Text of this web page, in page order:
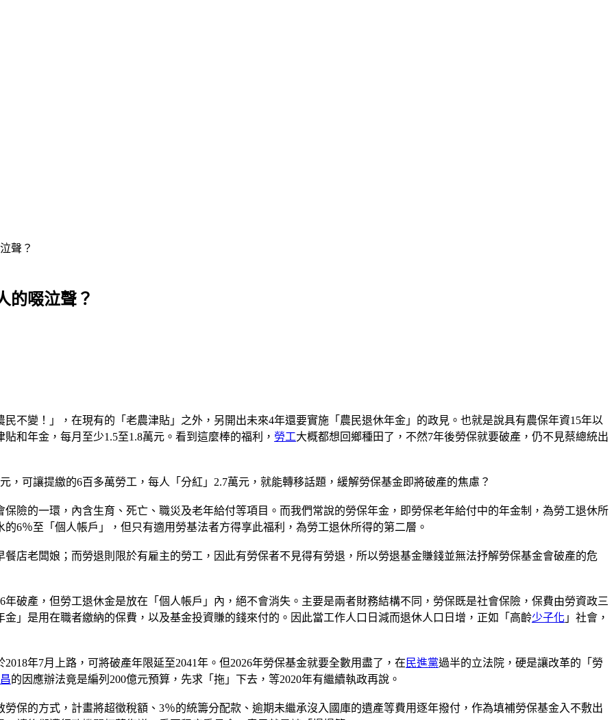
聲？
的啜泣聲？
不變！」，在現有的「老農津貼」之外，另開出未來4年還要實施「農民退休年金」的政見。也就是說具有農保年資15年以
和年金，每月至少1.5至1.8萬元。看到這麼棒的福利， 勞工大概都想回鄉種田了，不然7年後勞保就要破產，仍不見蔡總統出
，可讓提繳的6百多萬勞工，每人「分紅」2.7萬元，就能轉移話題，緩解勞保基金即將破產的焦慮？
險的一環，內含生育、死亡、職災及老年給付等項目。而我們常說的勞保年金，即勞保老年給付中的年金制，為勞工退休所
6％至「個人帳戶」，但只有適用勞基法者方得享此福利，為勞工退休所得的第二層。
店老闆娘；而勞退則限於有雇主的勞工，因此有勞保者不見得有勞退，所以勞退基金賺錢並無法抒解勞保基金會破產的危
破產，但勞工退休金是放在「個人帳戶」內，絕不會消失。主要是兩者財務結構不同，勞保既是社會保險，保費由勞資政三
」是用在職者繳納的保費，以及基金投資賺的錢來付的。因此當工作人口日減而退休人口日增，正如「高齡少子化 」社會，
年7月上路，可將破產年限延至2041年。但2026年勞保基金就要全數用盡了，在 民進黨過半的立法院，硬是讓改革的「勞
的因應辦法竟是編列200億元預算，先求「拖」下去，等2020年有繼續執政再說。
保的方式，計畫將超徵稅額、3％的統籌分配款、逾期未繼承沒入國庫的遺產等費用逐年撥付，作為填補勞保基金入不敷出